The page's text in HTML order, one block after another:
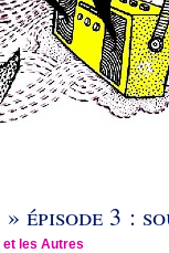
épisode 3 :
les Autres